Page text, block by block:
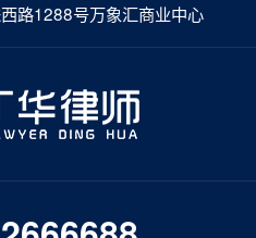
路1288号万象汇商业中心